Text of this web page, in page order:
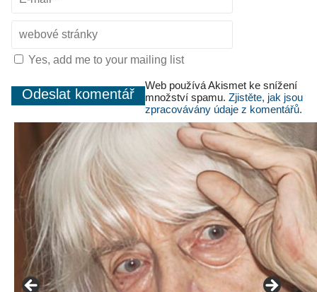
Yes, add me to your mailing list
Web používá Akismet ke snížení
množství spamu. Zjistěte, jak jsou
zpracovávány údaje z komentářů.